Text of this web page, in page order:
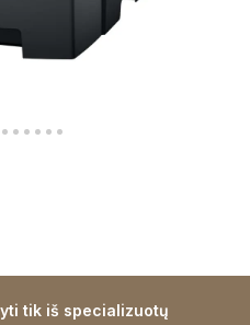
tik iš specializuotų